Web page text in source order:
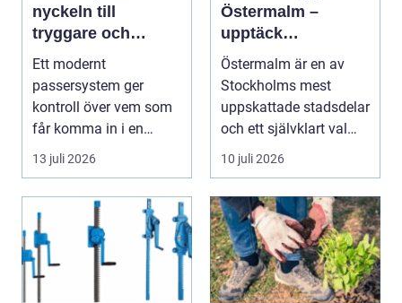
nyckeln till
tryggare och
smidigare tillträde
Ett modernt
passersystem ger
kontroll över vem som
får komma in i en
byggnad, när de får
komma in oc...
13 juli 2026
Östermalm –
upptäck
matupplevelser i
en av Stockholms
mest attraktiva
stadsdelar
Östermalm är en av
Stockholms mest
uppskattade stadsdelar
och ett självklart val
f&ou...
10 juli 2026